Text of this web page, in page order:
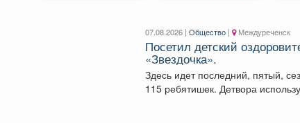
и взрывными
работами
07.08.2026 |Общество | Междуреченск
Посетил детский
«Звездочка».
Здесь идет последний, пятый,
115 ребятишек. Детвора